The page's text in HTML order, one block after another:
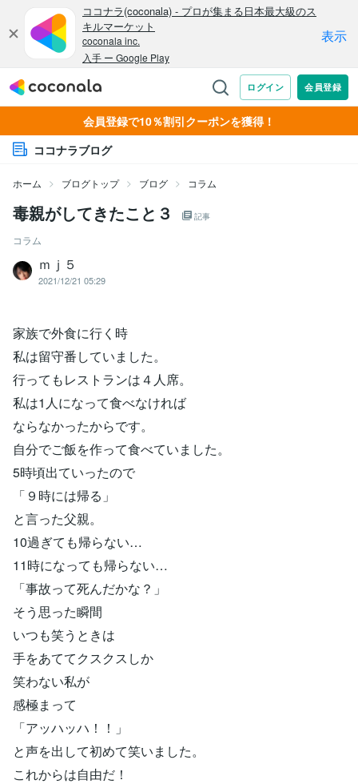
会員登録で10％割引クーポンを獲得！
ココナラブログ
ホーム ブログトップ ブログ コラム
毒親がしてきたこと３ 記事
コラム
ｍｊ５
2021/12/21 05:29
家族で外食に行く時
私は留守番していました。
行ってもレストランは４人席。
私は1人になって食べなければ
ならなかったからです。
自分でご飯を作って食べていました。
5時頃出ていったので
「９時には帰る」
と言った父親。
10過ぎても帰らない…
11時になっても帰らない…
「事故って死んだかな？」
そう思った瞬間
いつも笑うときは
手をあててクスクスしか
笑わない私が
感極まって
「アッハッハ！！」
と声を出して初めて笑いました。
これからは自由だ！